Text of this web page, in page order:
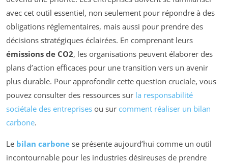
avec cet outil essentiel, non seulement pour répondre à des
obligations réglementaires, mais aussi pour prendre des
décisions stratégiques éclairées. En comprenant leurs
émissions de CO2, les organisations peuvent élaborer des
plans d’action efficaces pour une transition vers un avenir
plus durable. Pour approfondir cette question cruciale, vous
pouvez consulter des ressources sur la responsabilité
sociétale des entreprises ou sur comment réaliser un bilan
carbone.
Le bilan carbone se présente aujourd’hui comme un outil
incontournable pour les industries désireuses de prendre